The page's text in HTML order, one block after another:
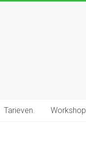
Tarieven. Workshop